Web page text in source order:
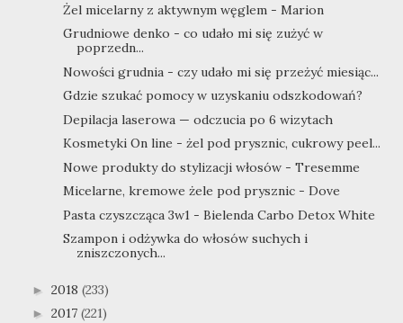
Żel micelarny z aktywnym węglem - Marion
Grudniowe denko - co udało mi się zużyć w
poprzedn...
Nowości grudnia - czy udało mi się przeżyć miesiąc...
Gdzie szukać pomocy w uzyskaniu odszkodowań?
Depilacja laserowa — odczucia po 6 wizytach
Kosmetyki On line - żel pod prysznic, cukrowy peel...
Nowe produkty do stylizacji włosów - Tresemme
Micelarne, kremowe żele pod prysznic - Dove
Pasta czyszcząca 3w1 - Bielenda Carbo Detox White
Szampon i odżywka do włosów suchych i
zniszczonych...
► 2018 (233)
► 2017 (221)